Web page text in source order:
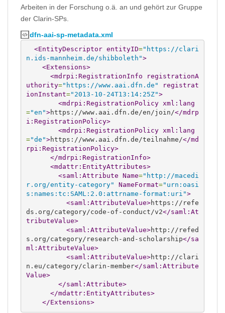
Arbeiten in der Forschung o.ä. an und gehört zur Gruppe
der Clarin-SPs.
dfn-aai-sp-metadata.xml
<EntityDescriptor entityID="https://clari
n.ids-mannheim.de/shibboleth">
<Extensions>
<mdrpi:RegistrationInfo
registrationA
uthority="https://www.aai.dfn.de"
registrat
ionInstant="2013-10-24T13:14:25Z">
<mdrpi:RegistrationPolicy xml:lang
="en">https://www.aai.dfn.de/en/join/</mdrp
i:RegistrationPolicy>
<mdrpi:RegistrationPolicy xml:lang
="de">https://www.aai.dfn.de/teilnahme/</md
rpi:RegistrationPolicy>
</mdrpi:RegistrationInfo>
<mdattr:EntityAttributes>
<saml:Attribute Name="http://macedi
r.org/entity-category"
NameFormat="urn:oasi
s:names:tc:SAML:2.0:attrname-format:uri">
<saml:AttributeValue>https://refe
ds.org/category/code-of-conduct/v2</saml:At
tributeValue>
<saml:AttributeValue>http://refed
s.org/category/research-and-scholarship</sa
ml:AttributeValue>
<saml:AttributeValue>http://clari
n.eu/category/clarin-member</saml:Attribute
Value>
</saml:Attribute>
</mdattr:EntityAttributes>
</Extensions>